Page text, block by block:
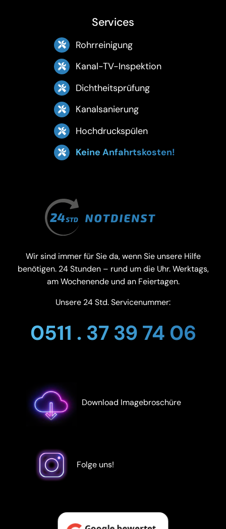
Services
Rohrreinigung
Kanal-TV-Inspektion
Dichtheitsprüfung
Kanalsanierung
Hochdruckspülen
Keine Anfahrtskosten!
Wir sind immer für Sie da, wenn Sie unsere Hilfe
benötigen. 24 Stunden – rund um die Uhr. Werktags,
am Wochenende und an Feiertagen.
Unsere 24 Std. Servicenummer:
0511 . 37 39 74 06
Download Imagebroschüre
Folge uns!